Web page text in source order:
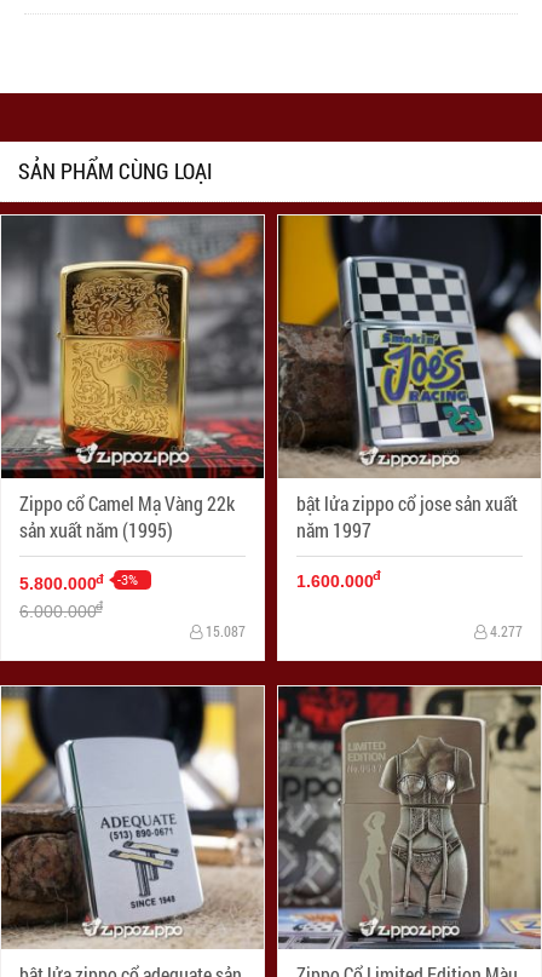
SẢN PHẨM CÙNG LOẠI
Zippo cổ Camel Mạ Vàng 22k
sản xuất năm (1995)
5.800.000đ -3%
6.000.000đ
15.087
bật lửa zippo cổ jose sản xuất
năm 1997
1.600.000đ
4.277